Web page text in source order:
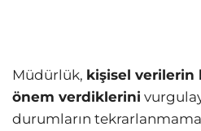
Müdürlük, kişisel verilerin
önem verdiklerini
durumların